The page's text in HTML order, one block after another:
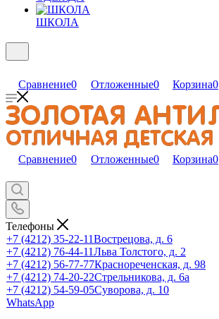
ШКОЛА
Сравнение0 Отложенные0 Корзина0
Сравнение0 Отложенные0 Корзина0
Телефоны
+7 (4212) 35-22-11Вострецова, д. 6
+7 (4212) 76-44-11Льва Толстого, д. 2
+7 (4212) 56-77-77Краснореченская, д. 98
+7 (4212) 74-20-22Стрельникова, д. 6а
+7 (4212) 54-59-05Суворова, д. 10
WhatsApp